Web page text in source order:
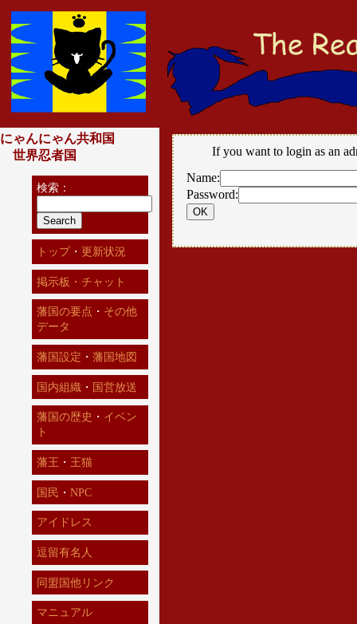
If you want to login as an
Name:
Password:
にゃんにゃん共和国
世界忍者国
検索：
トップ・ 更新状況
掲示板・チャット
藩国の要点 ・ その他
データ
藩国設定 ・ 藩国地図
国内組織 ・ 国営放送
藩国の歴史 ・ イベン
ト
藩王 ・ 王猫
国民 ・ NPC
アイドレス
逗留有名人
同盟国他リンク
マニュアル